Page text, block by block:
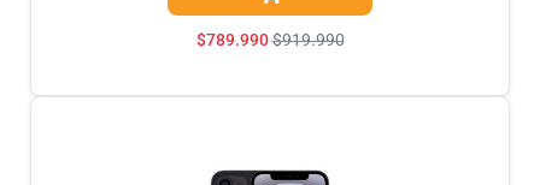
$789.990$919.990